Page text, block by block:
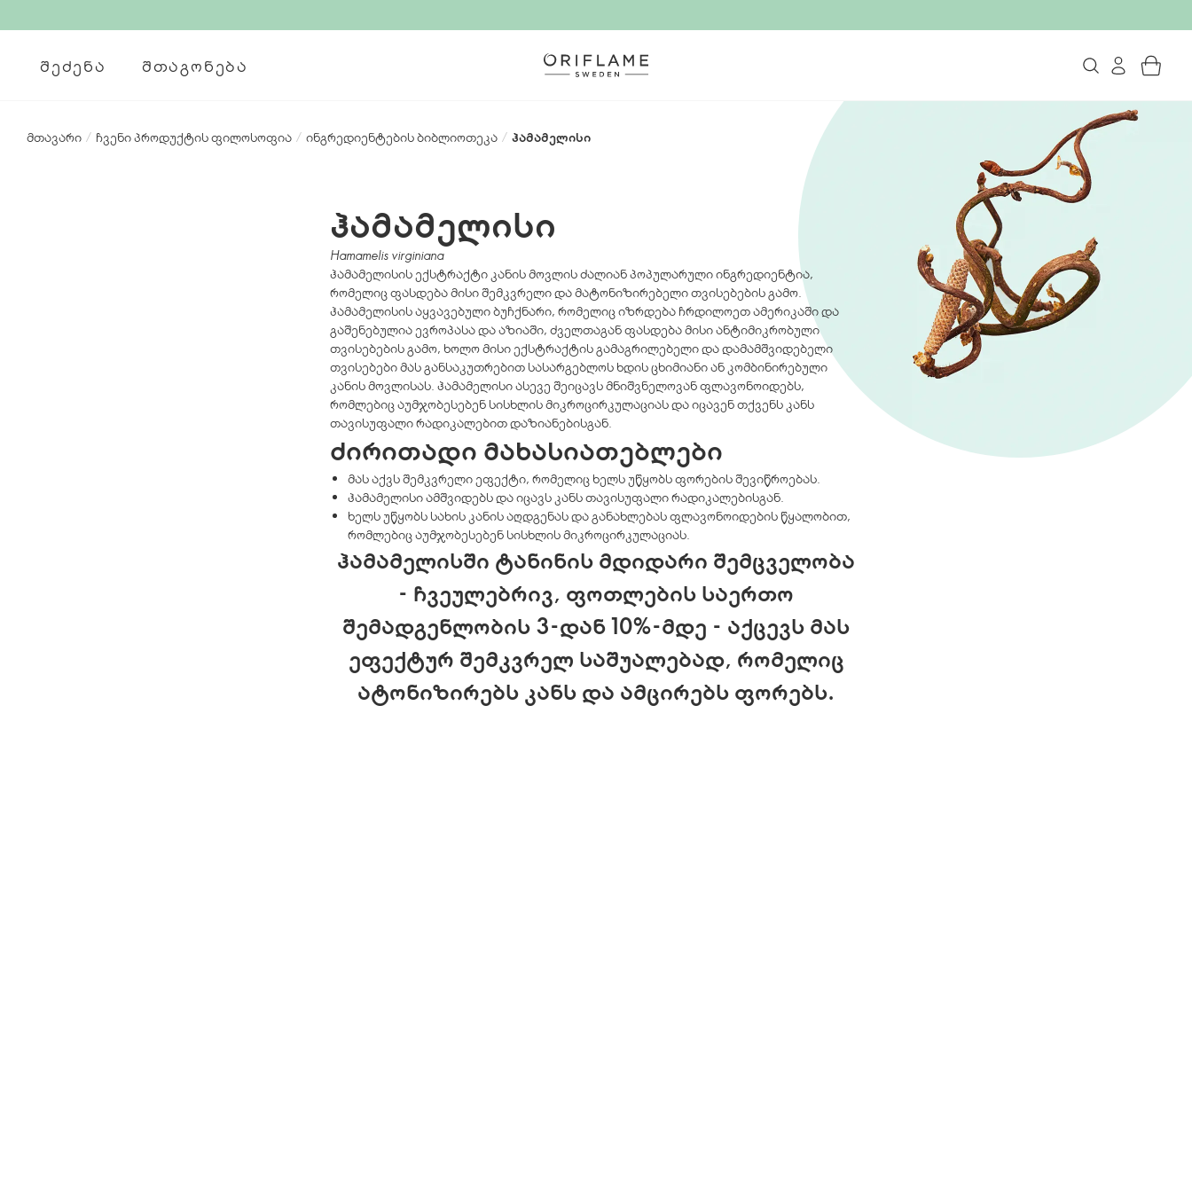
ᲨᲔᲫᲔᲜᲐ ᲨᲗᲐᲒᲝᲜᲔᲑᲐ
მთავარი / ჩვენი პროდუქტის ფილოსოფია / ინგრედიენტების ბიბლიოთეკა / ჰამამელისი
ჰამამელისი
Hamamelis virginiana
ჰამამელისის ექსტრაქტი კანის მოვლის ძალიან პოპულარული ინგრედიენტია,
რომელიც ფასდება მისი შემკვრელი და მატონიზირებელი თვისებების გამო.
ჰამამელისის აყვავებული ბუჩქნარი, რომელიც იზრდება ჩრდილოეთ ამერიკაში და
გაშენებულია ევროპასა და აზიაში, ძველთაგან ფასდება მისი ანტიმიკრობული
თვისებების გამო, ხოლო მისი ექსტრაქტის გამაგრილებელი და დამამშვიდებელი
თვისებები მას განსაკუთრებით სასარგებლოს ხდის ცხიმიანი ან კომბინირებული
კანის მოვლისას. ჰამამელისი ასევე შეიცავს მნიშვნელოვან ფლავონოიდებს,
რომლებიც აუმჯობესებენ სისხლის მიკროცირკულაციას და იცავენ თქვენს კანს
თავისუფალი რადიკალებით დაზიანებისგან.
ძირითადი მახასიათებლები
მას აქვს შემკვრელი ეფექტი, რომელიც ხელს უწყობს ფორების შევიწროებას.
ჰამამელისი ამშვიდებს და იცავს კანს თავისუფალი რადიკალებისგან.
ხელს უწყობს სახის კანის აღდგენას და განახლებას ფლავონოიდების წყალობით,
რომლებიც აუმჯობესებენ სისხლის მიკროცირკულაციას.
ჰამამელისში ტანინის მდიდარი შემცველობა
- ჩვეულებრივ, ფოთლების საერთო
შემადგენლობის 3-დან 10%-მდე - აქცევს მას
ეფექტურ შემკვრელ საშუალებად, რომელიც
ატონიზირებს კანს და ამცირებს ფორებს.